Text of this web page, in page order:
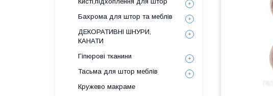
Бахрома для штор та меблів
ДЕКОРАТИВНІ ШНУРИ,
КАНАТИ
Гіпюрові тканини
Тасьма для штор меблів
Кружево макраме